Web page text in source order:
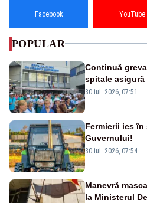
Facebook YouTube
POPULAR
Continuă
spitale
30 iul. 2026, 07:51
Fermierii ies
Guvernului!
30 iul. 2026, 07:54
Manevră
la Ministerul